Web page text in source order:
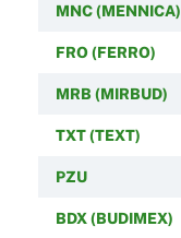
MNC (MENNICA)
FRO (FERRO)
MRB (MIRBUD)
TXT (TEXT)
PZU
BDX (BUDIMEX)